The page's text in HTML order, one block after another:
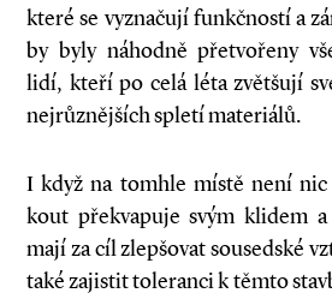
které se vyznačují funkčností a
by byly náhodně přetvořeny
lidí, kteří po celá léta zvětšují
nejrůznějších spletí materiálů.
I když na tomhle místě není
kout překvapuje svým klidem a
mají za cíl zlepšovat sousedské
také zajistit toleranci k těmto